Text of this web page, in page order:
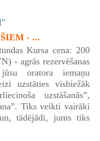
- ...
Kursa cena: 200
- agrās rezervēšanas
oratora iemaņu
uzstāties visbiežāk
uzstāšanās”,
Tiks veikti vairāki
tādējādi, jums tiks